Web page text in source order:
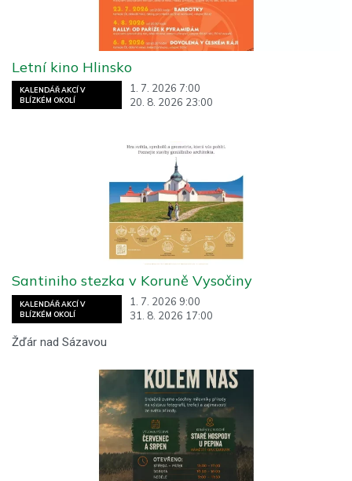
KALENDÁŘ AKCÍ V
BLÍZKÉM OKOLÍ
1. 7. 2026 7:00
20. 8. 2026 23:00
Letní kino Hlinsko
KALENDÁŘ AKCÍ V
BLÍZKÉM OKOLÍ
1. 7. 2026 9:00
31. 8. 2026 17:00
Santiniho stezka v Koruně Vysočiny
Žďár nad Sázavou